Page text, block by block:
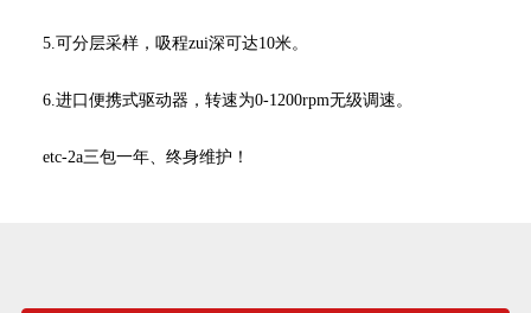
5.可分层采样，吸程zui深可达10米。
6.进口便携式驱动器，转速为0-1200rpm无级调速。
etc-2a三包一年、终身维护！